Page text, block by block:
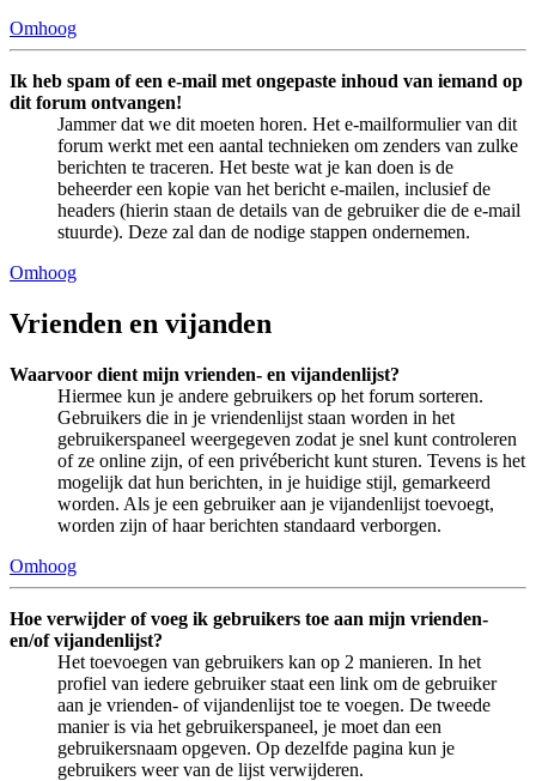
Omhoog
Ik heb spam of een e-mail met ongepaste inhoud van iemand op
dit forum ontvangen!
Jammer dat we dit moeten horen. Het e-mailformulier van dit
forum werkt met een aantal technieken om zenders van zulke
berichten te traceren. Het beste wat je kan doen is de
beheerder een kopie van het bericht e-mailen, inclusief de
headers (hierin staan de details van de gebruiker die de e-mail
stuurde). Deze zal dan de nodige stappen ondernemen.
Omhoog
Vrienden en vijanden
Waarvoor dient mijn vrienden- en vijandenlijst?
Hiermee kun je andere gebruikers op het forum sorteren.
Gebruikers die in je vriendenlijst staan worden in het
gebruikerspaneel weergegeven zodat je snel kunt controleren
of ze online zijn, of een privébericht kunt sturen. Tevens is het
mogelijk dat hun berichten, in je huidige stijl, gemarkeerd
worden. Als je een gebruiker aan je vijandenlijst toevoegt,
worden zijn of haar berichten standaard verborgen.
Omhoog
Hoe verwijder of voeg ik gebruikers toe aan mijn vrienden-
en/of vijandenlijst?
Het toevoegen van gebruikers kan op 2 manieren. In het
profiel van iedere gebruiker staat een link om de gebruiker
aan je vrienden- of vijandenlijst toe te voegen. De tweede
manier is via het gebruikerspaneel, je moet dan een
gebruikersnaam opgeven. Op dezelfde pagina kun je
gebruikers weer van de lijst verwijderen.